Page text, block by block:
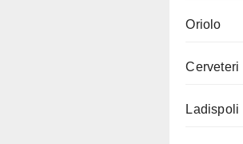
Oriolo
Cerveteri
Ladispoli